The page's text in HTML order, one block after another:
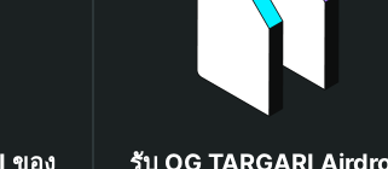
ของ
รับ OG TARGARI